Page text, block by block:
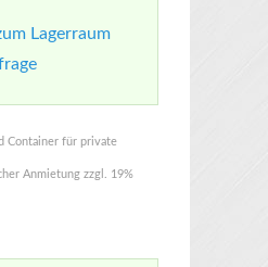
Lagerraum
Container für private
Anmietung zzgl. 19%